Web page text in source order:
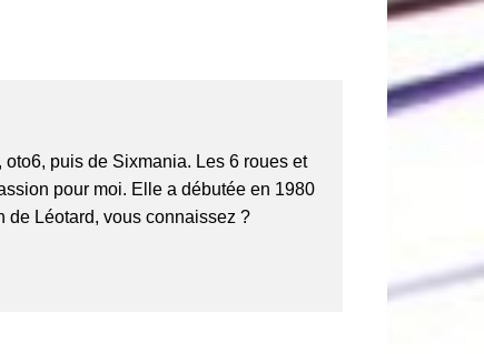
oto6, puis de Sixmania. Les 6 roues et
pour moi. Elle a débutée en 1980
de Léotard, vous connaissez ?